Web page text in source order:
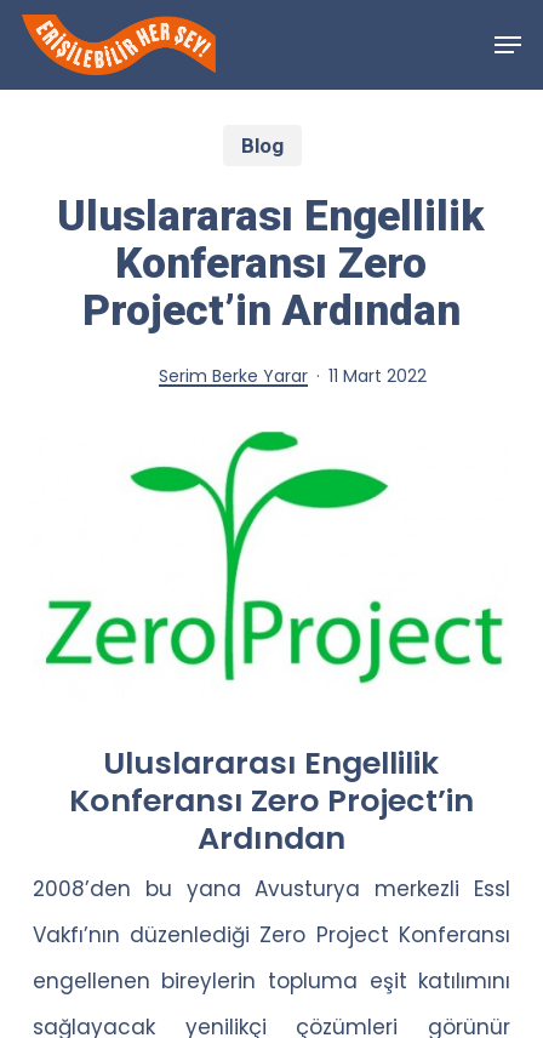
Skip
Blog
Uluslararası Engellilik
Konferansı Zero
Project’in Ardından
Serim Berke Yarar 11 Mart 2022
Uluslararası Engellilik
Konferansı Zero Project’in
Ardından
2008’den bu yana Avusturya merkezli Essl
Vakfı’nın düzenlediği Zero Project Konferansı
engellenen bireylerin topluma eşit katılımını
sağlayacak yenilikçi çözümleri görünür
Close